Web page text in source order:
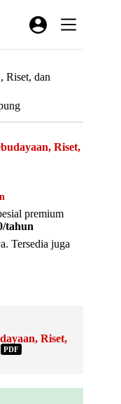
Riset, dan
Riset,
premium
tahun
Tersedia juga
Riset,
PDF